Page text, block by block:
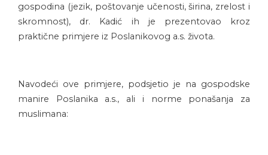
gospodina (jezik, poštovanje učenosti, širina, zrelost i
skromnost), dr. Kadić ih je prezentovao kroz
praktične primjere iz Poslanikovog a.s. života.
Navodeći ove primjere, podsjetio je na gospodske
manire Poslanika a.s., ali i norme ponašanja za
muslimana: